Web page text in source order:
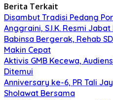
Berita Terkait
Disambut Tradisi Pedang
Anggraini, S.I.K. Resmi
Babinsa Bergerak, Rehab
Makin Cepat
Aktivis GMB Kecewa,
Ditemui
Anniversary ke-6, PR Tali
Sholawat Bersama